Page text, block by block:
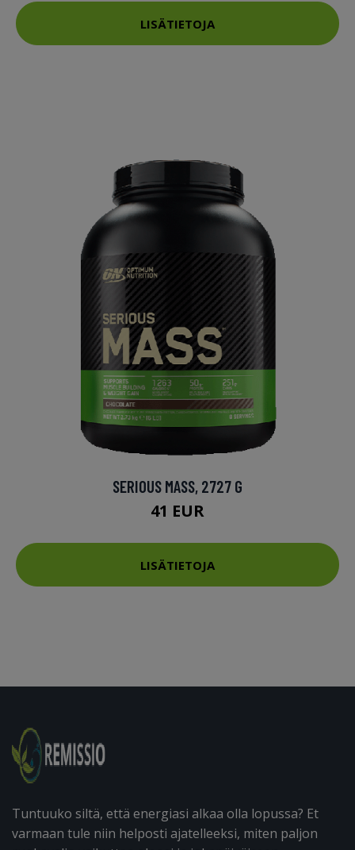
LISÄTIETOJA
SERIOUS MASS, 2727 G
41 EUR
LISÄTIETOJA
Tuntuuko siltä, että energiasi alkaa olla lopussa? Et
varmaan tule niin helposti ajatelleeksi, miten paljon